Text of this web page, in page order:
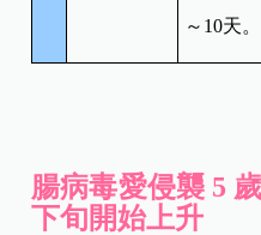
～10天。
腸病毒愛侵襲 5
下旬開始上升